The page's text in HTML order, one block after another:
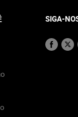
SIGA-